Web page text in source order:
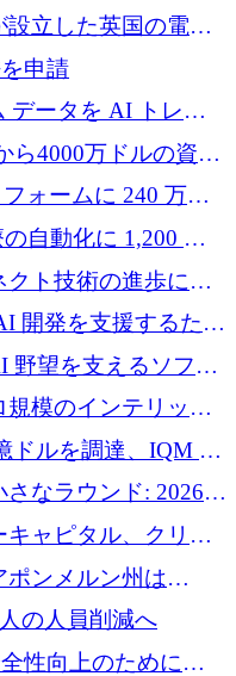
いるか
立した英国の電池
が 465 万ポンドを
申請
データを AI トレー
万ポンドを獲得
ら4000万ドルの資金
突破
ォームに 240 万ド
自動化に 1,200 万
ト技術の進歩に向
ードラウンドを終了
開発を支援するため
野望を支えるソフト
模のインテリック
ソフトウェアファ
ドルを調達、IQM が
欧州量子企業とな
アップ資金調達
なラウンド: 2026
アップ資金調達
ャピタル、クリメ
変動対策ハードウ
ズで6,000万ユーロ
ポンメルン州は
し、オープンソース
の人員削減へ
性向上のために